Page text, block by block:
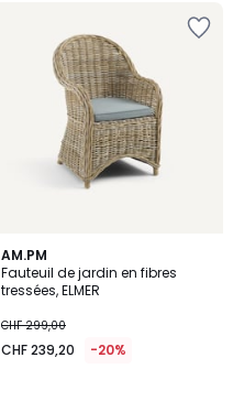
AM.PM
Fauteuil de jardin en fibres
tressées, ELMER
CHF 299,00
CHF 239,20 -20%